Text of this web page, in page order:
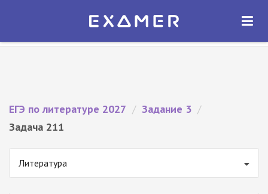
Экзамер — ЕГЭ 2027
ОТКРЫТЬ
ЕГЭ по литературе 2027 / Задание 3 /
Задача 211
Литература